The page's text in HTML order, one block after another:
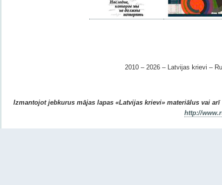
2010 – 2026 – Latvijas krievi –
Izmantojot jebkurus mājas lapas «Latvijas krievi» materiālus vai
http://